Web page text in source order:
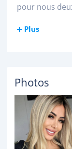
pour nous
Plus
Photos